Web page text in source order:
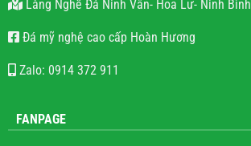
Làng Nghề Đá Ninh Vân- Hoa Lư- Ninh Bình
Đá mỹ nghệ cao cấp Hoàn Hương
Zalo: 0914 372 911
FANPAGE